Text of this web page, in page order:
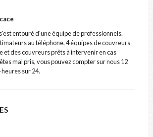
×
entouré d'une équipe de professionnels.
au téléphone, 4 équipes de couvreurs
et des couvreurs prêts à intervenir en cas
mal pris, vous pouvez compter sur nous 12
sur 24.